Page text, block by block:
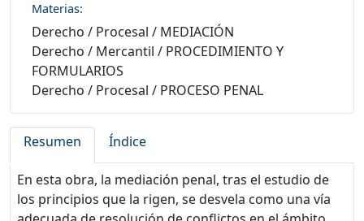
Materias:
Derecho / Procesal / MEDIACIÓN
Derecho / Mercantil / PROCEDIMIENTO Y
FORMULARIOS
Derecho / Procesal / PROCESO PENAL
Resumen Índice
En esta obra, la mediación penal, tras el estudio de
los principios que la rigen, se desvela como una vía